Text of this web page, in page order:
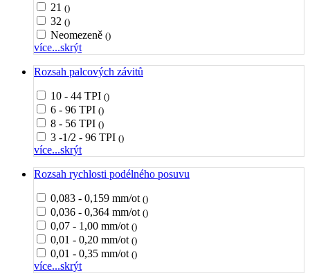
21 ()
32 ()
Neomezeně ()
více...skrýt
Rozsah palcových závitů
10 - 44 TPI ()
6 - 96 TPI ()
8 - 56 TPI ()
3 -1/2 - 96 TPI ()
více...skrýt
Rozsah rychlosti podélného posuvu
0,083 - 0,159 mm/ot ()
0,036 - 0,364 mm/ot ()
0,07 - 1,00 mm/ot ()
0,01 - 0,20 mm/ot ()
0,01 - 0,35 mm/ot ()
více...skrýt